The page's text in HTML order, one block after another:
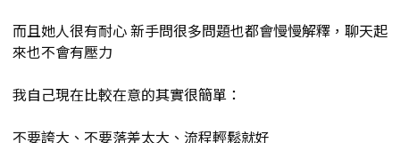
而且她人很有耐心 新手問很多問題也都會慢慢解釋，聊天起
來也不會有壓力
我自己現在比較在意的其實很簡單：
不要誇大、不要落差太大、流程輕鬆就好